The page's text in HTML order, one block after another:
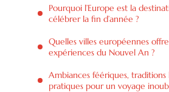
Pourquoi l’Europe est la
célébrer la fin d’année ?
Quelles villes européennes
expériences du Nouvel An ?
Ambiances féériques, traditions
pratiques pour un voyage